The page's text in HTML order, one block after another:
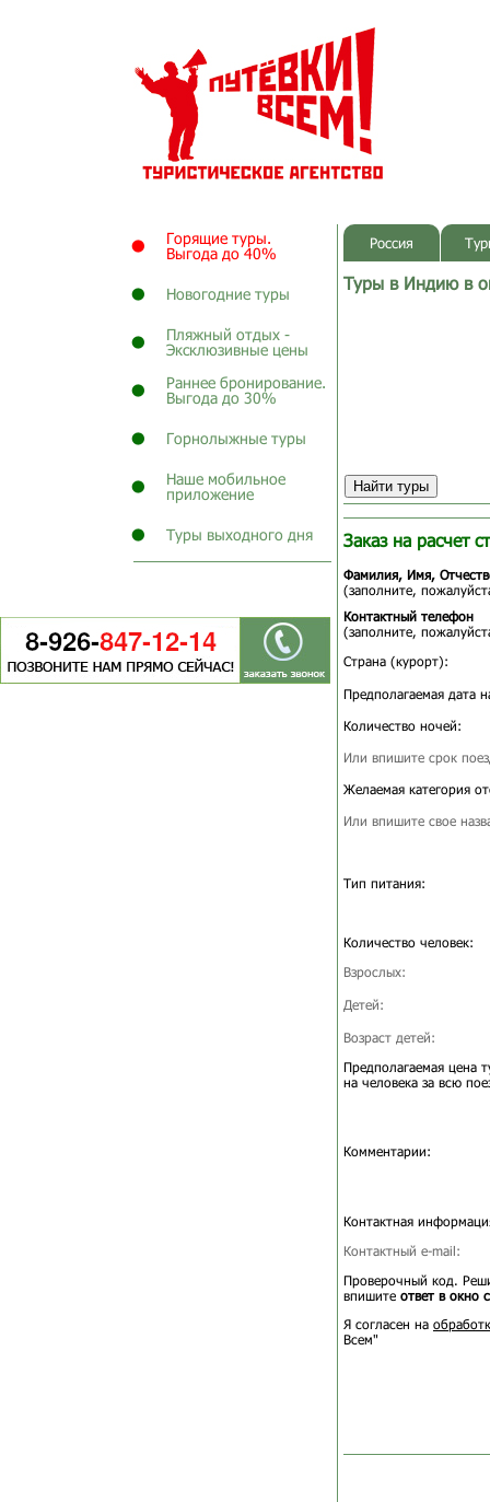
Горящие туры.
Выгода до 40%
Новогодние туры
Пляжный отдых -
Эксклюзивные цены
Раннее бронирование.
Выгода до 30%
Горнолыжные туры
Наше мобильное
приложение
Туры выходного дня
Россия
Туры в Индию в
Заказ на расчет
Фамилия, Имя,
(заполните,
Контактный телефон
(заполните,
Страна (курорт):
Предполагаемая дата
Количество ночей:
Или впишите срок
Желаемая категория
Или впишите свое
Тип питания:
Количество человек:
Взрослых:
Детей:
Возраст детей:
Предполагаемая цена
на человека за всю
Комментарии:
Контактная
Контактный e-mail:
Проверочный код.
впишите ответ в окно
Я согласен на
Всем"